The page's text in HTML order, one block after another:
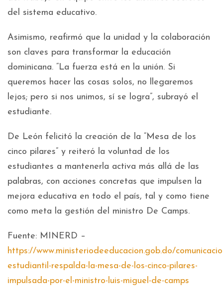
del sistema educativo.
Asimismo, reafirmó que la unidad y la colaboración
son claves para transformar la educación
dominicana. “La fuerza está en la unión. Si
queremos hacer las cosas solos, no llegaremos
lejos; pero si nos unimos, sí se logra”, subrayó el
estudiante.
De León felicitó la creación de la “Mesa de los
cinco pilares” y reiteró la voluntad de los
estudiantes a mantenerla activa más allá de las
palabras, con acciones concretas que impulsen la
mejora educativa en todo el país, tal y como tiene
como meta la gestión del ministro De Camps.
Fuente: MINERD –
https://www.ministeriodeeducacion.gob.do/
estudiantil-respalda-la-mesa-de-los-cinco-pilares-
impulsada-por-el-ministro-luis-miguel-de-camps